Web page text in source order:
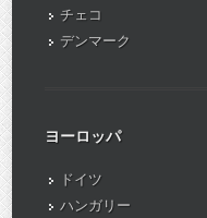
チェコ
デンマーク
ヨーロッパ
ドイツ
ハンガリー